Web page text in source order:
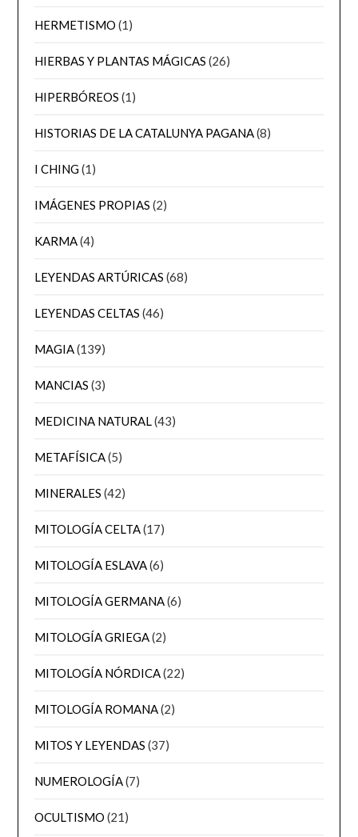
HERMETISMO (1)
HIERBAS Y PLANTAS MÁGICAS (26)
HIPERBÓREOS (1)
HISTORIAS DE LA CATALUNYA PAGANA(8)
I CHING(1)
IMÁGENES PROPIAS (2)
KARMA(4)
LEYENDAS ARTÚRICAS (68)
LEYENDAS CELTAS (46)
MAGIA(139)
MANCIAS (3)
MEDICINA NATURAL(43)
METAFÍSICA(5)
MINERALES (42)
MITOLOGÍA CELTA(17)
MITOLOGÍA ESLAVA(6)
MITOLOGÍA GERMANA(6)
MITOLOGÍA GRIEGA(2)
MITOLOGÍA NÓRDICA(22)
MITOLOGÍA ROMANA(2)
MITOS Y LEYENDAS (37)
NUMEROLOGÍA(7)
OCULTISMO (21)